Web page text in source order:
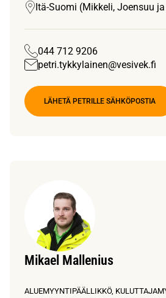
Itä-Suomi (Mikkeli, Joensuu
044 712 9206
petri.tykkylainen@vesivek.fi
LÄHETÄ PETRILLE SÄHKÖPOSTIA
Mikael Mallenius
ALUEMYYNTIPÄÄLLIKKÖ,